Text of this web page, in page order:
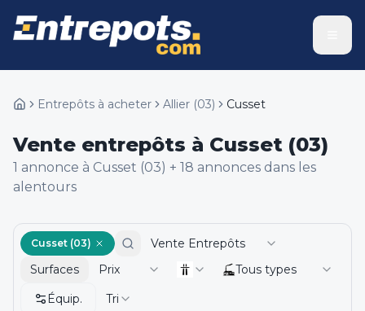
Entrepôts à acheter Allier (03) Cusset
Vente entrepôts à Cusset (03)
1 annonce à Cusset (03) + 18 annonces dans les
alentours
Cusset (03)
Vente Entrepôts
Surfaces
Prix
Tous types
Équip.
Tri